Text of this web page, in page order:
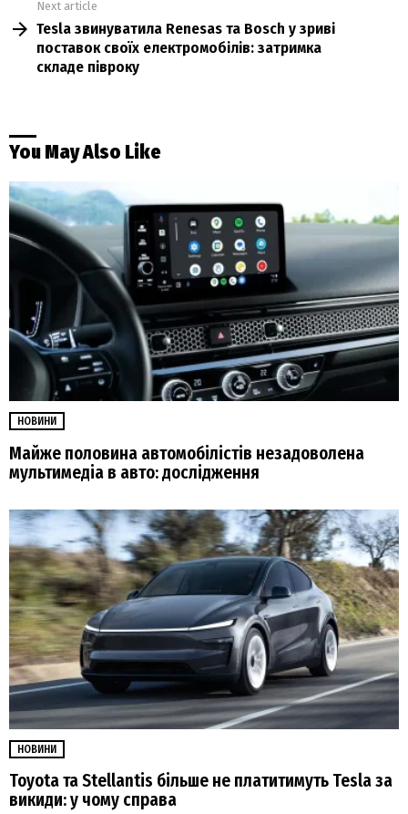
Next article
Tesla звинуватила Renesas та Bosch у зриві
поставок своїх електромобілів: затримка
складе півроку
You May Also Like
НОВИНИ
Майже половина автомобілістів незадоволена
мультимедіа в авто: дослідження
НОВИНИ
Toyota та Stellantis більше не платитимуть Tesla за
викиди: у чому справа